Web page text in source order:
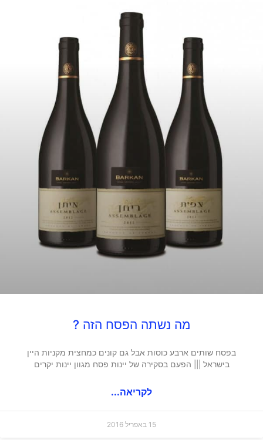
מה נשתה הפסח הזה ?
בפסח שותים ארבע כוסות אבל גם קונים כמחצית מקניות היין
בישראל ||| הפעם בסקירה של יינות פסח מגוון יינות יקרים
לקריאה...
15 באפריל 2016